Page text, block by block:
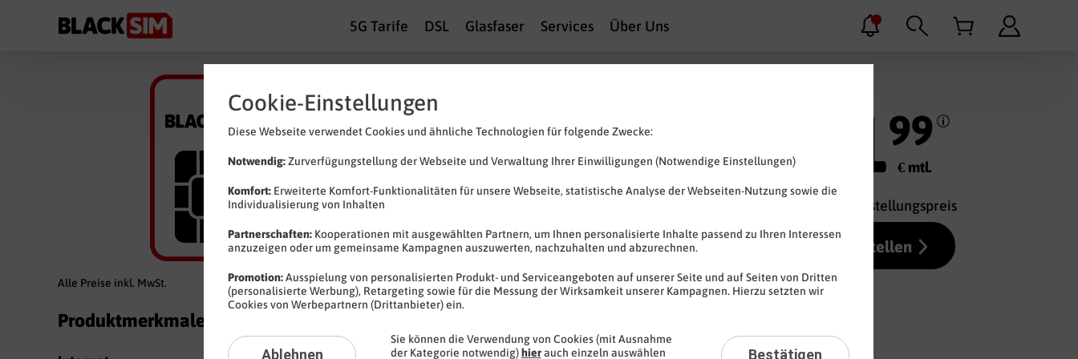
5G Tarife DSL Glasfaser Services Über Uns
FLAT
6 GB
bis zu50 MBit/s
FLATTelefonie & SMS
Rufnummern-​Mitnahme
1199
€ mtl.
19,99 € Bereitstellungspreis
Jetzt bestellen
Alle Preise inkl. MwSt.
Produktmerkmale
Cookie-Einstellungen
Diese Webseite verwendet Cookies und ähnliche Technologien für folgende Zwecke:
Notwendig:Zurverfügungstellung der Webseite und Verwaltung Ihrer Einwilligungen (Notwendige Einstellungen)
Komfort:Erweiterte Komfort-Funktionalitäten für unsere Webseite, statistische Analyse der Webseiten-Nutzung sowie die
Individualisierung von Inhalten
Partnerschaften: Kooperationen mit ausgewählten Partnern, um Ihnen personalisierte Inhalte passend zu Ihren Interessen
anzuzeigen oder um gemeinsame Kampagnen auszuwerten, nachzuhalten und abzurechnen.
Promotion:Ausspielung von personalisierten Produkt- und Serviceangeboten auf unserer Seite und auf Seiten von Dritten
(personalisierte Werbung), Retargeting sowie für die Messung der Wirksamkeit unserer Kampagnen. Hierzu setzten wir
Cookies von Werbepartnern (Drittanbieter) ein.
Ablehnen
Sie können die Verwendung von Cookies (mit Ausnahme
der Kategorie notwendig)hierauch einzeln auswählen
Bestätigen